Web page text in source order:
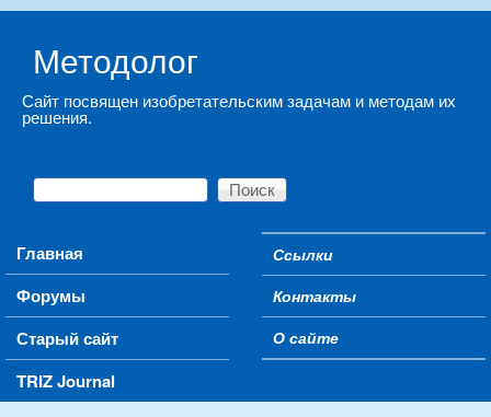
Методолог
Сайт посвящен изобретательским задачам и методам их
решения.
Форма поиска
Поиск
Main menu
Главная
Форумы
Старый сайт
TRIZ Journal
Secondary menu
Ссылки
Контакты
О сайте